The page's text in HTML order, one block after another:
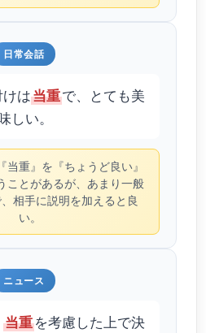
日常会話
は当重で、とても美
しい。
当重』を『ちょうど良い』
ことがあるが、あまり一般
相手に説明を加えると良
い。
ニュース
当重を考慮した上で決